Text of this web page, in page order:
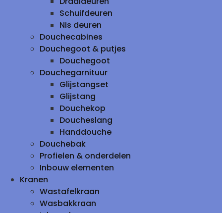
Schuifdeuren
Nis deuren
Douchecabines
Douchegoot & putjes
Douchegoot
Douchegarnituur
Glijstangset
Glijstang
Douchekop
Doucheslang
Handdouche
Douchebak
Profielen & onderdelen
Inbouw elementen
Kranen
Wastafelkraan
Wasbakkraan